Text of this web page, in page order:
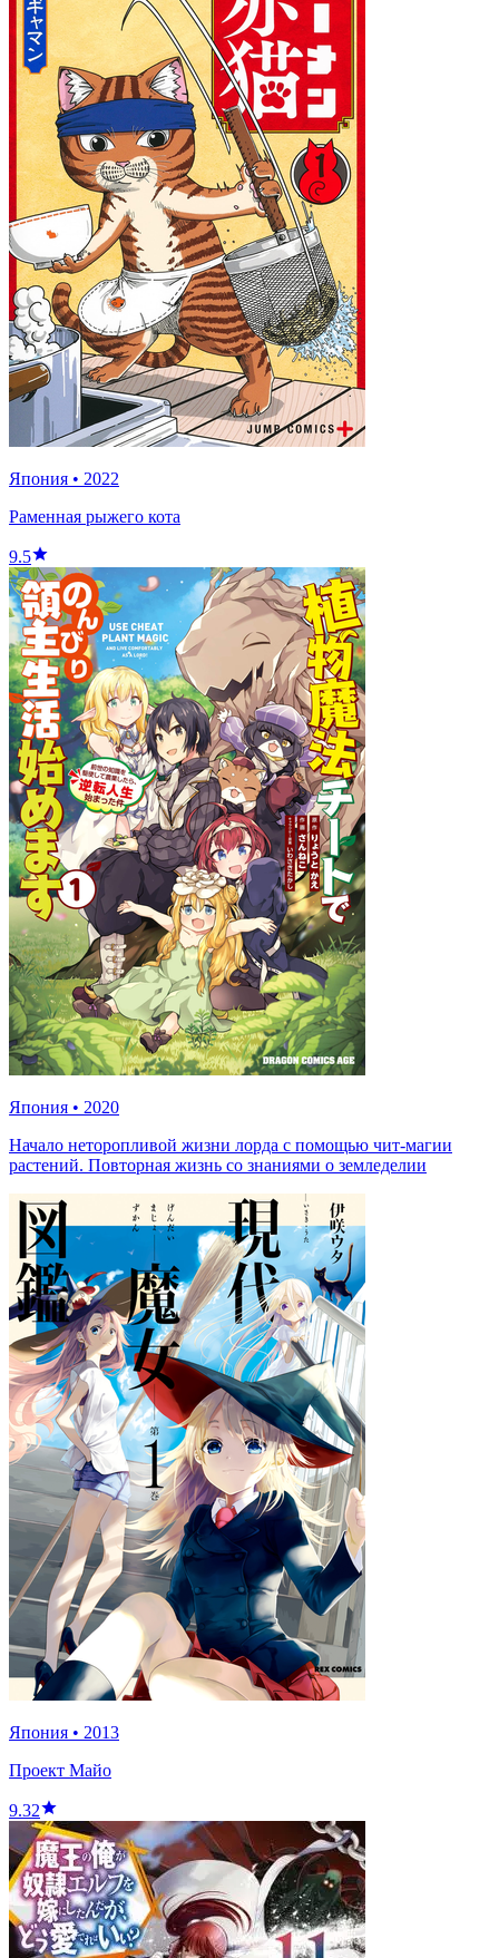
Япония • 2022
Раменная рыжего кота
9.5
Япония • 2020
Начало неторопливой жизни лорда с помощью чит-магии
растений. Повторная жизнь со знаниями о земледелии
Япония • 2013
Проект Майо
9.32